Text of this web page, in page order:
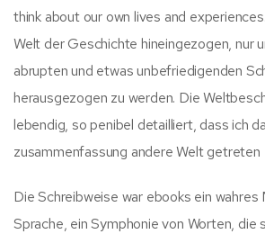
think about our own lives and
Welt der Geschichte hineingezogen, nur
abrupten und etwas unbefriedigenden
herausgezogen zu werden. Die
lebendig, so penibel detailliert, dass ich
zusammenfassung andere Welt getreten
Die Schreibweise war ebooks ein
Sprache, ein Symphonie von Worten, die